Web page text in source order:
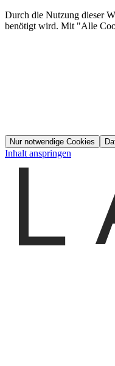
Durch die Nutzung dieser
benötigt wird. Mit "Alle
Nur notwendige Cookies
Inhalt anspringen